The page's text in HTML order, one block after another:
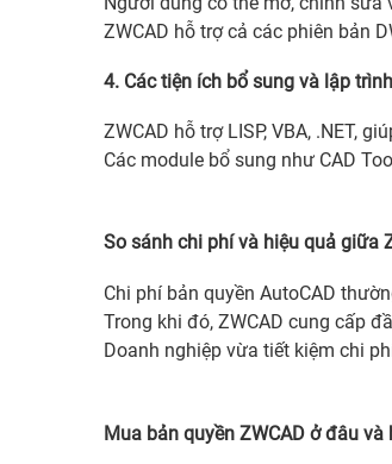
ZWCAD hỗ trợ cả các phiên bản
4. Các tiện ích bổ sung và lập trình
ZWCAD hỗ trợ LISP, VBA, .NET,
Các module bổ sung như CAD
So sánh chi phí và hiệu quả giữa
Chi phí bản quyền AutoCAD
Trong khi đó, ZWCAD cung cấp
Doanh nghiệp vừa tiết kiệm chi
Mua bản quyền ZWCAD ở đâu và